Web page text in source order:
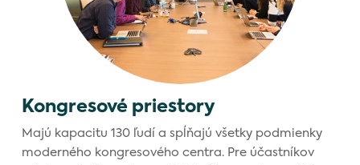
Kongresové priestory
Majú kapacitu 130 ľudí a spĺňajú všetky podmienky
moderného kongresového centra. Pre účastníkov